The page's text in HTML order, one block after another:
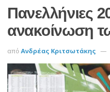
Πανελλήνιες
ανακοίνωση
από Ανδρέας Κριτσωτάκης